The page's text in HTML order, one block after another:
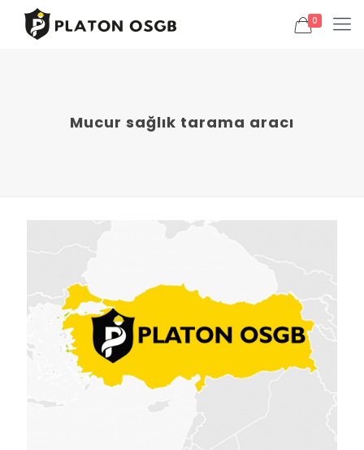
0
Mucur sağlık tarama aracı